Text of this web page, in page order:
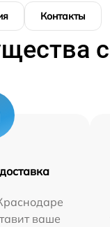
Контакты
ваше